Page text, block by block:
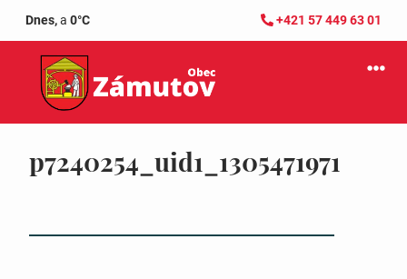
Dnes,a 0°C +421 57 449 63 01
p7240254_uid1_1305471971